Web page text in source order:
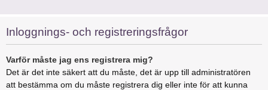
Inloggnings- och registreringsfrågor
Varför måste jag ens registrera mig?
Det är det inte säkert att du måste, det är upp till administratören
att bestämma om du måste registrera dig eller inte för att kunna